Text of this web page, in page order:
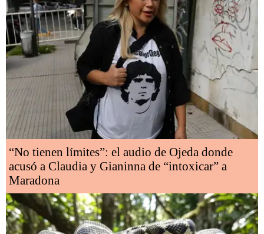
“No tienen límites”: el audio de Ojeda donde
acusó a Claudia y Gianinna de “intoxicar” a
Maradona